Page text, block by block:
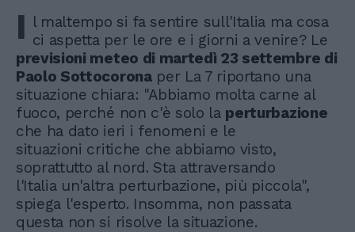
I l maltempo si fa sentire sull'Italia ma cosa
ci aspetta per le ore e i giorni a venire? Le
previsioni meteo di martedì 23 settembre di
Paolo Sottocoronaper La 7 riportano una
situazione chiara: "Abbiamo molta carne al
fuoco, perché non c'è solo la perturbazione
che ha dato ieri i fenomeni e le
situazioni critiche che abbiamo visto,
soprattutto al nord. Sta attraversando
l'Italia un'altra perturbazione, più piccola",
spiega l'esperto. Insomma, non passata
questa non si risolve la situazione.